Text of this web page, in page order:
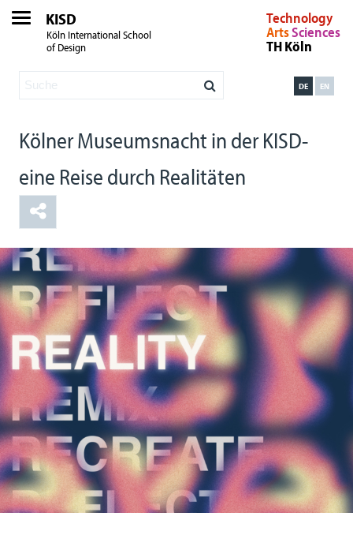
KISD
Köln International School
of Design
Technology
ArtsSciences
TH Köln
EN
DE
Kölner Museumsnacht in der KISD-
eine Reise durch Realitäten